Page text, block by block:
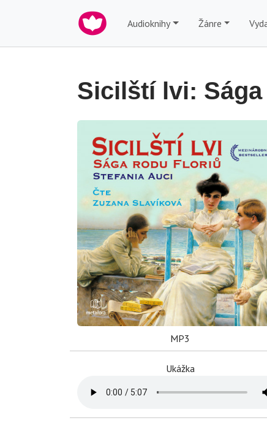
Audioknihy Žánre
Sicilští lvi:
MP3
Ukážka